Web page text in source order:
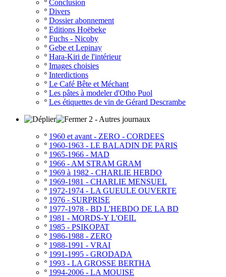
º Conclusion
º Divers
º Dossier abonnement
º Editions Hoëbeke
º Fuchs - Nicoby
º Gebe et Lepinay
º Hara-Kiri de l'intérieur
º Images choisies
º Interdictions
º Le Café Bête et Méchant
º Les pâtes à modeler d'Otho Puol
º Les étiquettes de vin de Gérard Descrambe
2 - Autres journaux
º 1960 et avant - ZERO - CORDEES
º 1960-1963 - LE BALADIN DE PARIS
º 1965-1966 - MAD
º 1966 - AM STRAM GRAM
º 1969 à 1982 - CHARLIE HEBDO
º 1969-1981 - CHARLIE MENSUEL
º 1972-1974 - LA GUEULE OUVERTE
º 1976 - SURPRISE
º 1977-1978 - BD L'HEBDO DE LA BD
º 1981 - MORDS-Y L'OEIL
º 1985 - PSIKOPAT
º 1986-1988 - ZERO
º 1988-1991 - VRAI
º 1991-1995 - GRODADA
º 1993 - LA GROSSE BERTHA
º 1994-2006 - LA MOUISE